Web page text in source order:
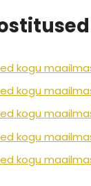
kogu
kogu
kogu
kogu
kogu